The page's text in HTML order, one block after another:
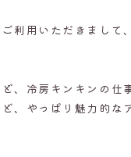
利用いただきまして
、冷房キンキンの仕
、やっぱり魅力的な